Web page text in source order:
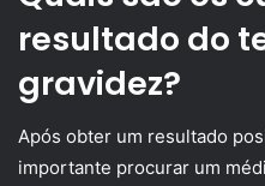
resultado do
gravidez?
Após obter um resultado
importante procurar um